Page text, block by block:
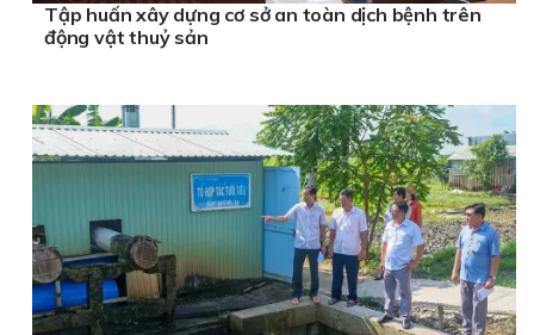
Tập huấn xây dựng cơ sở an toàn dịch bệnh trên
động vật thuỷ sản